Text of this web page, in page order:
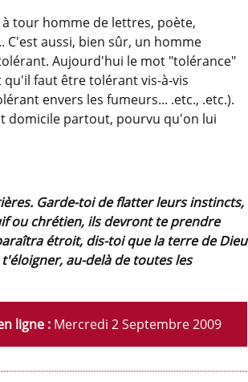
tour homme de lettres, poète,
aussi, bien sûr, un homme
Aujourd'hui le mot "tolérance"
faut être tolérant vis-à-vis
envers les fumeurs... .etc., .etc.).
domicile partout, pourvu qu'on lui
Garde-toi de flatter leurs instincts,
ou chrétien, ils devront te prendre
étroit, dis-toi que la terre de Dieu
au-delà de toutes les
ligne : Mercredi 2 Septembre 2009